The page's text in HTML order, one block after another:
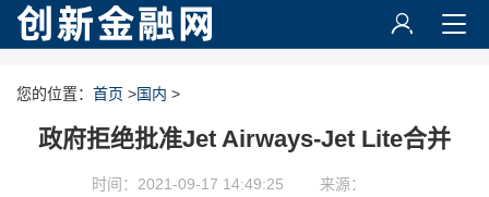
您的位置： 首页 >国内 >
政府拒绝批准Jet Airways-Jet Lite合并
时间：2021-09-17 14:49:25 来源：